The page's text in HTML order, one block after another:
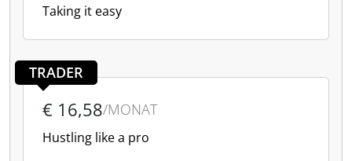
Taking it easy
TRADER
€ 16,58/MONAT
Hustling like a pro